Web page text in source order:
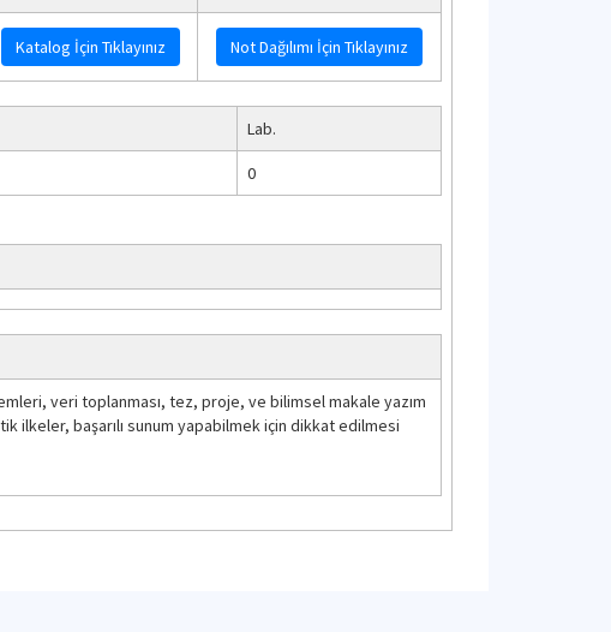
Katalog İçin Tıklayınız Not Dağılımı İçin Tıklayınız
Lab.
0
veri toplanması, tez, proje, ve bilimsel makale yazım
ilkeler, başarılı sunum yapabilmek için dikkat edilmesi